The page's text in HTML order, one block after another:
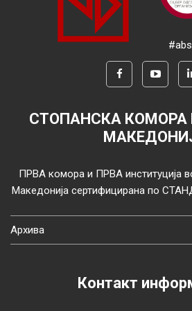
СТОПАНСКА КОМОРА
ПРВА комора и ПРВА институција
Македонија сертифицирана по
Архива
Контакт